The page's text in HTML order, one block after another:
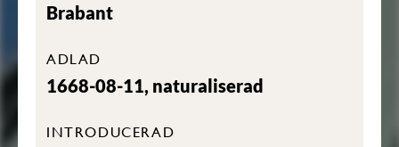
Brabant
ADLAD
1668-08-11, naturaliserad
INTRODUCERAD